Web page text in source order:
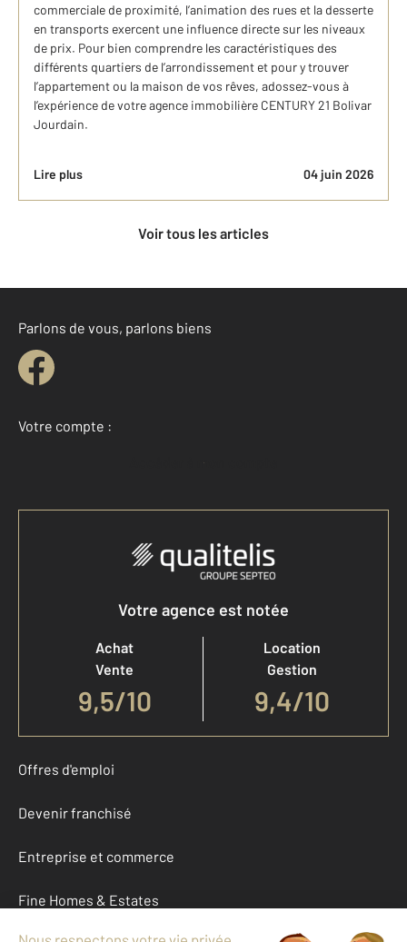
commerciale de proximité, l’animation des rues et la desserte
en transports exercent une influence directe sur les niveaux
de prix. Pour bien comprendre les caractéristiques des
différents quartiers de l’arrondissement et pour y trouver
l’appartement ou la maison de vos rêves, adossez-vous à
l’expérience de votre agence immobilière CENTURY 21 Bolivar
Jourdain.
Lire plus 04 juin 2026
Voir tous les articles
Parlons de vous, parlons biens
Votre compte :
Accéder à mon compte
Votre agence est notée
Achat
Vente
9,5/10
Location
Gestion
9,4/10
Offres d'emploi
Devenir franchisé
Entreprise et commerce
Fine Homes & Estates